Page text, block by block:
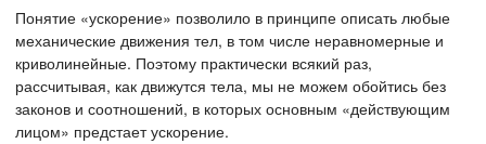
Понятие «ускорение» позволило в принципе описать любые
механические движения тел, в том числе неравномерные и
криволинейные. Поэтому практически всякий раз,
рассчитывая, как движутся тела, мы не можем обойтись без
законов и соотношений, в которых основным «действующим
лицом» предстает ускорение.